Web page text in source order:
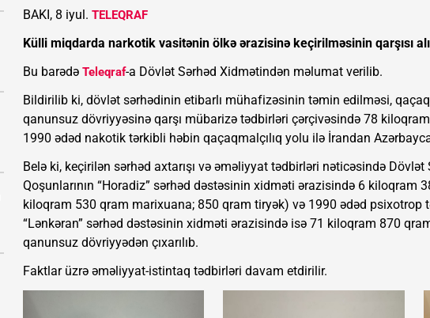
BAKI, 8 iyul. TELEQRAF
Külli miqdarda narkotik vasitənin ölkə ərazisinə keçirilməsinin qarşısı
Bu barədə Teleqraf-a Dövlət Sərhəd Xidmətindən məlumat verilib.
Bildirilib ki, dövlət sərhədinin etibarlı mühafizəsinin təmin edilməsi,
qanunsuz dövriyyəsinə qarşı mübarizə tədbirləri çərçivəsində 78
1990 ədəd nakotik tərkibli həbin qaçaqmalçılıq yolu ilə İrandan
Belə ki, keçirilən sərhəd axtarışı və əməliyyat tədbirləri nəticəsində
Qoşunlarının “Horadiz” sərhəd dəstəsinin xidməti ərazisində 6 kiloqram
kiloqram 530 qram marixuana; 850 qram tiryək) və 1990 ədəd psixotrop
“Lənkəran” sərhəd dəstəsinin xidməti ərazisində isə 71 kiloqram 870
qanunsuz dövriyyədən çıxarılıb.
Faktlar üzrə əməliyyat-istintaq tədbirləri davam etdirilir.